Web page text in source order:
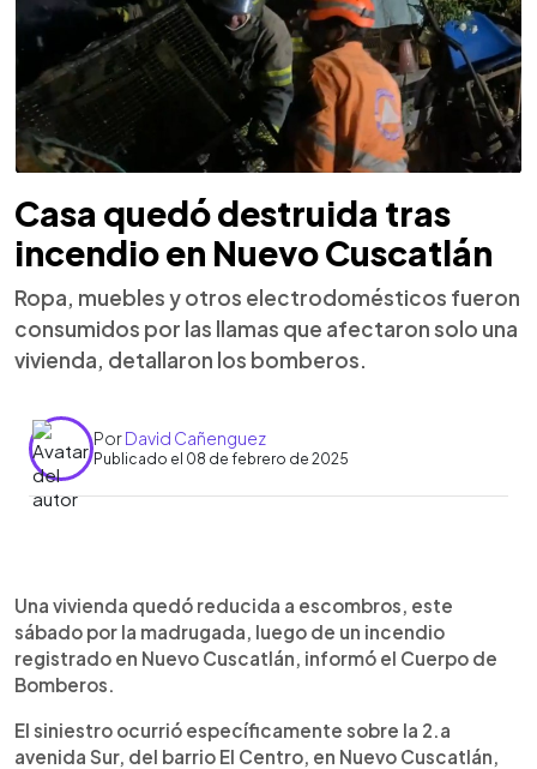
Casa quedó destruida tras
incendio en Nuevo Cuscatlán
Ropa, muebles y otros electrodomésticos fueron
consumidos por las llamas que afectaron solo una
vivienda, detallaron los bomberos.
PorDavid Cañenguez
Publicado el 08 de febrero de 2025
► Escuchar artículo
Una vivienda quedó reducida a escombros, este
sábado por la madrugada, luego de un incendio
registrado en Nuevo Cuscatlán, informó el Cuerpo de
Bomberos.
El siniestro ocurrió específicamente sobre la 2.a
avenida Sur, del barrio El Centro, en Nuevo Cuscatlán,